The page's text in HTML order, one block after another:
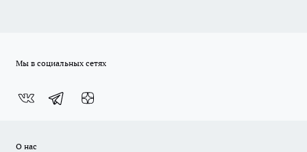
Мы в социальных сетях
О нас